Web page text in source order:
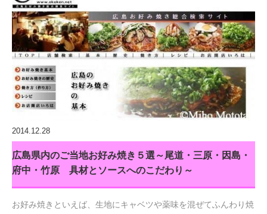
2014.12.28
広島県内のご当地お好み焼き５選～尾道・三原・因島・
府中・竹原 具材とソースへのこだわり～
お好み焼きといえば、生地にキャベツや薬味を混ぜてふんわり焼